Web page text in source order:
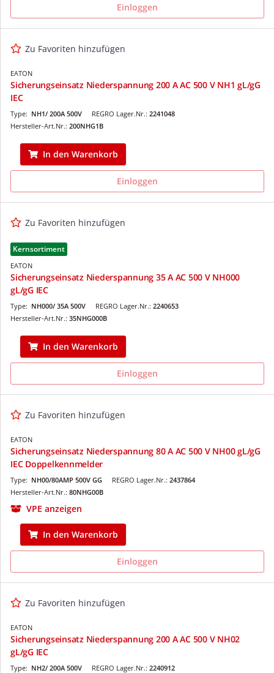
Einloggen
Zu Favoriten hinzufügen
EATON
Sicherungseinsatz Niederspannung 200 A AC 500 V NH1 gL/gG
IEC
REGRO Lager.Nr.: 2241048
Type: NH1/ 200A 500V
Hersteller-Art.Nr.: 200NHG1B
In den Warenkorb
Einloggen
Zu Favoriten hinzufügen
Kernsortiment
EATON
Sicherungseinsatz Niederspannung 35 A AC 500 V NH000
gL/gG IEC
REGRO Lager.Nr.: 2240653
Type: NH000/ 35A 500V
Hersteller-Art.Nr.: 35NHG000B
In den Warenkorb
Einloggen
Zu Favoriten hinzufügen
EATON
Sicherungseinsatz Niederspannung 80 A AC 500 V NH00 gL/gG
IEC Doppelkennmelder
REGRO Lager.Nr.: 2437864
Type: NH00/80AMP 500V GG
Hersteller-Art.Nr.: 80NHG00B
VPE anzeigen
In den Warenkorb
Einloggen
Zu Favoriten hinzufügen
EATON
Sicherungseinsatz Niederspannung 200 A AC 500 V NH02
gL/gG IEC
REGRO Lager.Nr.: 2240912
Type: NH2/ 200A 500V